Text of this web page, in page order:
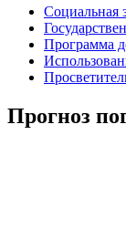
Социальная
Программа
Прогноз